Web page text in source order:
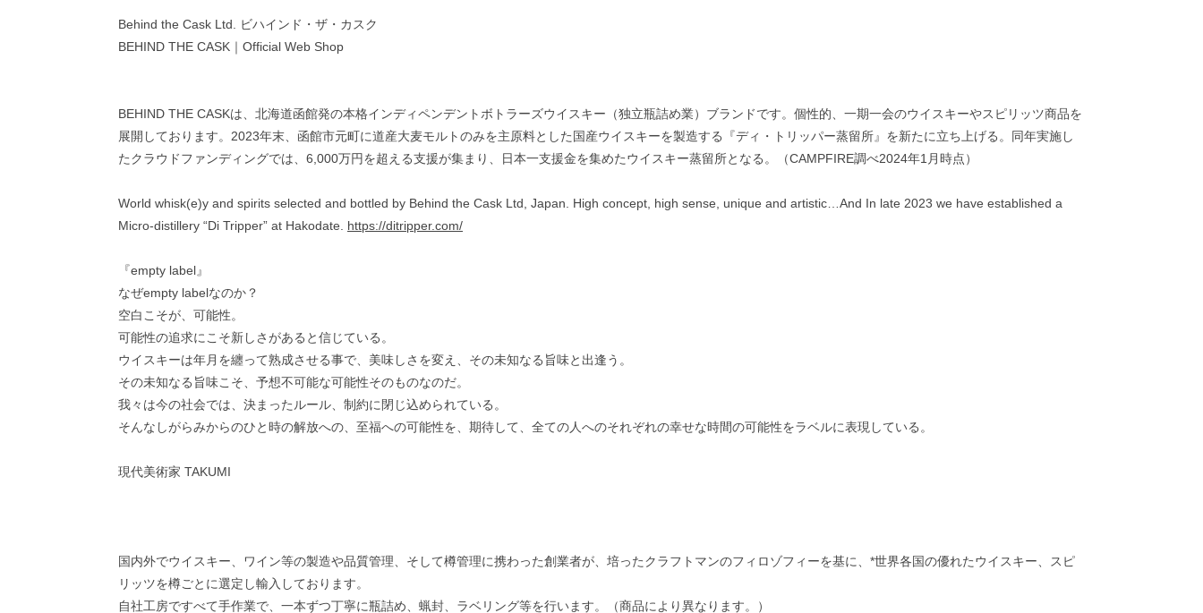
Behind the Cask Ltd. ビハインド・ザ・カスク
BEHIND THE CASK｜Official Web Shop
BEHIND THE CASKは、北海道函館発の本格インディペンデントボトラーズウイスキー（独立瓶詰め業）ブランドです。個性的、一期一会のウイスキーやスピリッツ商品を
展開しております。2023年末、函館市元町に道産大麦モルトのみを主原料とした国産ウイスキーを製造する『ディ・トリッパー蒸留所』を新たに立ち上げる。同年実施し
たクラウドファンディングでは、6,000万円を超える支援が集まり、日本一支援金を集めたウイスキー蒸留所となる。（CAMPFIRE調べ2024年1月時点）
World whisk(e)y and spirits selected and bottled by Behind the Cask Ltd, Japan. High concept, high sense, unique and artistic…And In late 2023 we have established a
Micro-distillery “Di Tripper” at Hakodate. https://ditripper.com/
『empty label』
なぜempty labelなのか？
空白こそが、可能性。
可能性の追求にこそ新しさがあると信じている。
ウイスキーは年月を纏って熟成させる事で、美味しさを変え、その未知なる旨味と出逢う。
その未知なる旨味こそ、予想不可能な可能性そのものなのだ。
我々は今の社会では、決まったルール、制約に閉じ込められている。
そんなしがらみからのひと時の解放への、至福への可能性を、期待して、全ての人へのそれぞれの幸せな時間の可能性をラベルに表現している。
現代美術家 TAKUMI
国内外でウイスキー、ワイン等の製造や品質管理、そして樽管理に携わった創業者が、培ったクラフトマンのフィロゾフィーを基に、*世界各国の優れたウイスキー、スピ
リッツを樽ごとに選定し輸入しております。
自社工房ですべて手作業で、一本ずつ丁寧に瓶詰め、蝋封、ラベリング等を行います。（商品により異なります。）